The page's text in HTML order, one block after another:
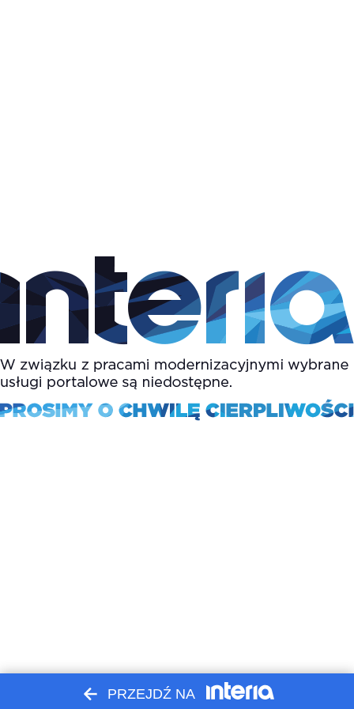
PRZEJDŹ NA